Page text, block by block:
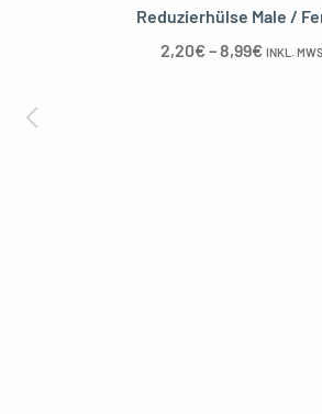
Reduzierhülse Male /
2,20€–8,99€ INKL.